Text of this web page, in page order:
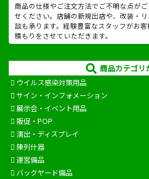
商品の仕様やご注文方法でご不明な点が
せください。店舗の新規出店や、改装・
談も承ります。経験豊富なスタッフがお
積もりをさせていただきます。
商品カテゴリ
ウイルス感染対策用品
サイン・インフォメーション
展示会・イベント用品
販促・POP
演出・ディスプレイ
陳列什器
運営備品
バックヤード備品